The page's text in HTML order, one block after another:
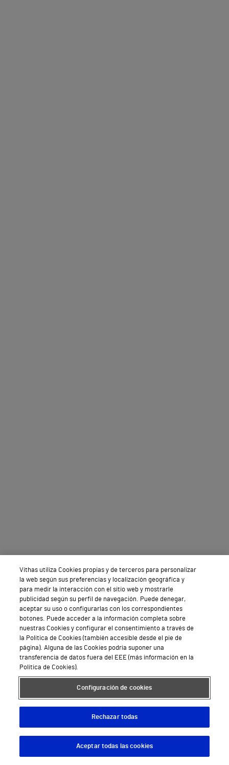
Descargar App
Vithas utiliza Cookies propias y de terceros para personalizar
la web según sus preferencias y localización geográfica y
para medir la interacción con el sitio web y mostrarle
publicidad según su perfil de navegación. Puede denegar,
aceptar su uso o configurarlas con los correspondientes
botones. Puede acceder a la información completa sobre
nuestras Cookies y configurar el consentimiento a través de
la Política de Cookies (también accesible desde el pie de
página). Alguna de las Cookies podría suponer una
transferencia de datos fuera del EEE (más información en la
Política de Cookies).
Configuración de cookies
Rechazar todas
Aceptar todas las cookies